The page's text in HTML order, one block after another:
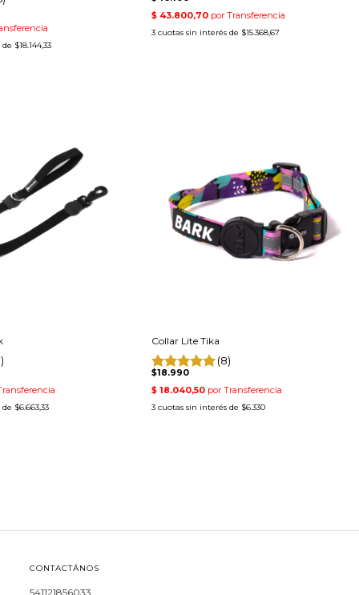
$18.144,33
3 cuotas sin interés de $15.368,67
$6.663,33
Collar Lite Tika
(8)
$18.990
3 cuotas sin interés de $6.330
CONTACTÁNOS
541121856033